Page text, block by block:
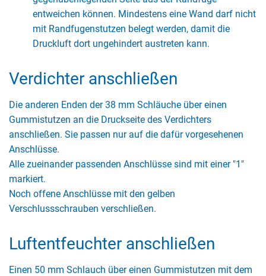
entweichen können. Mindestens eine Wand darf nicht
mit Randfugenstutzen belegt werden, damit die
Druckluft dort ungehindert austreten kann.
Verdichter anschließen
Die anderen Enden der 38 mm Schläuche über einen
Gummistutzen an die Druckseite des Verdichters
anschließen. Sie passen nur auf die dafür vorgesehenen
Anschlüsse.
Alle zueinander passenden Anschlüsse sind mit einer "1"
markiert.
Noch offene Anschlüsse mit den gelben
Verschlussschrauben verschließen.
Luftentfeuchter anschließen
Einen 50 mm Schlauch über einen Gummistutzen mit dem